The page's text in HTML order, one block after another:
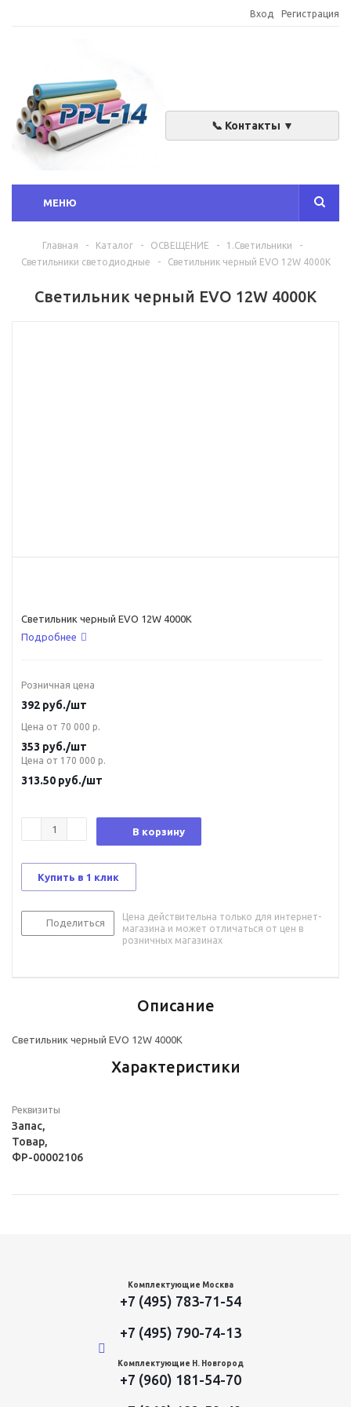
Вход Регистрация
📞 Контакты ▼
МЕНЮ
Главная - Каталог - ОСВЕЩЕНИЕ - 1.Светильники
-
Светильники светодиодные
- Светильник черный EVO 12W 4000K
Светильник черный EVO 12W 4000K
Светильник черный EVO 12W 4000K
Подробнее
Розничная цена
392 руб./шт
Цена от 70 000 р.
353 руб./шт
Цена от 170 000 р.
313.50 руб./шт
В корзину
Купить в 1 клик
Поделиться
Цена действительна только для интернет-
магазина и может отличаться от цен в
розничных магазинах
Описание
Светильник черный EVO 12W 4000K
Характеристики
Реквизиты
Запас,
Товар,
ФР-00002106
Комплектующие Москва
+7 (495) 783-71-54
+7 (495) 790-74-13
Комплектующие Н. Новгород
+7 (960) 181-54-70